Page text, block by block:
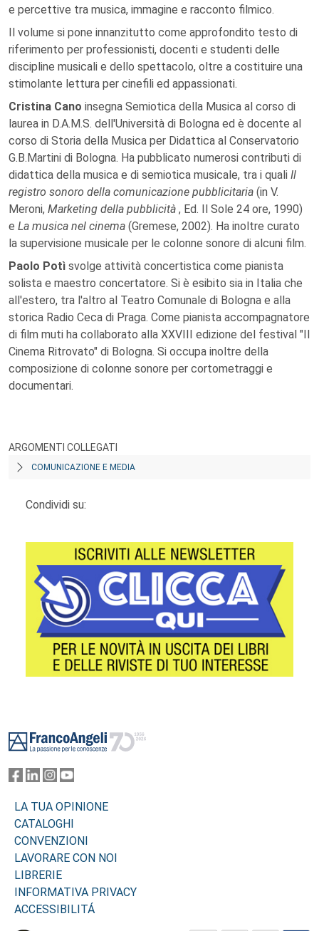
e percettive tra musica, immagine e racconto filmico.
Il volume si pone innanzitutto come approfondito testo di
riferimento per professionisti, docenti e studenti delle
discipline musicali e dello spettacolo, oltre a costituire una
stimolante lettura per cinefili ed appassionati.
Cristina Cano insegna Semiotica della Musica al corso di
laurea in D.A.M.S. dell'Università di Bologna ed è docente al
corso di Storia della Musica per Didattica al Conservatorio
G.B.Martini di Bologna. Ha pubblicato numerosi contributi di
didattica della musica e di semiotica musicale, tra i quali Il
registro sonoro della comunicazione pubblicitaria (in V.
Meroni, Marketing della pubblicità , Ed. Il Sole 24 ore, 1990)
e La musica nel cinema (Gremese, 2002). Ha inoltre curato
la supervisione musicale per le colonne sonore di alcuni film.
Paolo Potì svolge attività concertistica come pianista
solista e maestro concertatore. Si è esibito sia in Italia che
all'estero, tra l'altro al Teatro Comunale di Bologna e alla
storica Radio Ceca di Praga. Come pianista accompagnatore
di film muti ha collaborato alla XXVIII edizione del festival "Il
Cinema Ritrovato" di Bologna. Si occupa inoltre della
composizione di colonne sonore per cortometraggi e
documentari.
ARGOMENTI COLLEGATI
COMUNICAZIONE E MEDIA
Condividi su:
LA TUA OPINIONE
CATALOGHI
CONVENZIONI
LAVORARE CON NOI
LIBRERIE
INFORMATIVA PRIVACY
ACCESSIBILITÁ